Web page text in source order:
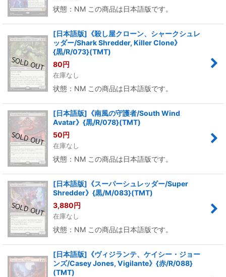
状態：NM この商品は日本語版です。
[日本語版]《殺し屋クローン、シャークシュレ
ッダー/Shark Shredder, Killer Clone》
{黒/R/073}(TMT)
80円
在庫なし
状態：NM この商品は日本語版です。
[日本語版]《南風の守護者/South Wind
Avatar》{黒/R/078}(TMT)
50円
在庫なし
状態：NM この商品は日本語版です。
[日本語版]《スーパーシュレッダー/Super
Shredder》{黒/M/083}(TMT)
3,880円
在庫なし
状態：NM この商品は日本語版です。
[日本語版]《ヴィジランテ、ケイシー・ジョー
ンズ/Casey Jones, Vigilante》{赤/R/088}
(TMT)